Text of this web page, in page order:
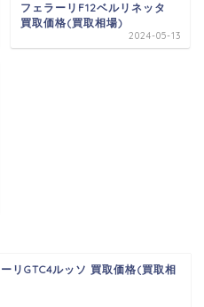
フェラーリF12ベルリネッタ
買取価格(買取相場)
2024-05-13
リGTC4ルッソ 買取価格(買取相